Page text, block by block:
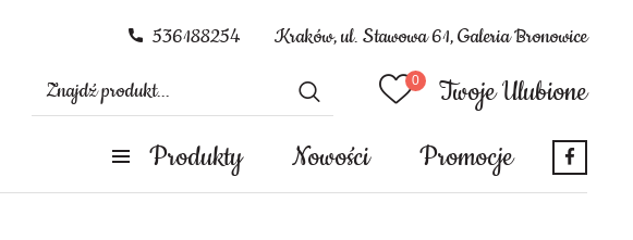
Kraków, ul. Stawowa 61, Galeria Bronowice
536188254
Twoje Ulubione
Produkty
Nowości Promocje